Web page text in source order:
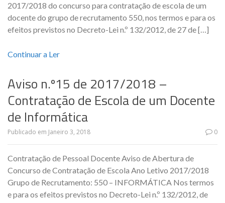
2017/2018 do concurso para contratação de escola de um
docente do grupo de recrutamento 550, nos termos e para os
efeitos previstos no Decreto-Lei n.º 132/2012, de 27 de […]
Continuar a Ler
Aviso n.º15 de 2017/2018 –
Contratação de Escola de um Docente
de Informática
Publicado em Janeiro 3, 2018 0
Contratação de Pessoal Docente Aviso de Abertura de
Concurso de Contratação de Escola Ano Letivo 2017/2018
Grupo de Recrutamento: 550 – INFORMÁTICA Nos termos
e para os efeitos previstos no Decreto-Lei n.º 132/2012, de